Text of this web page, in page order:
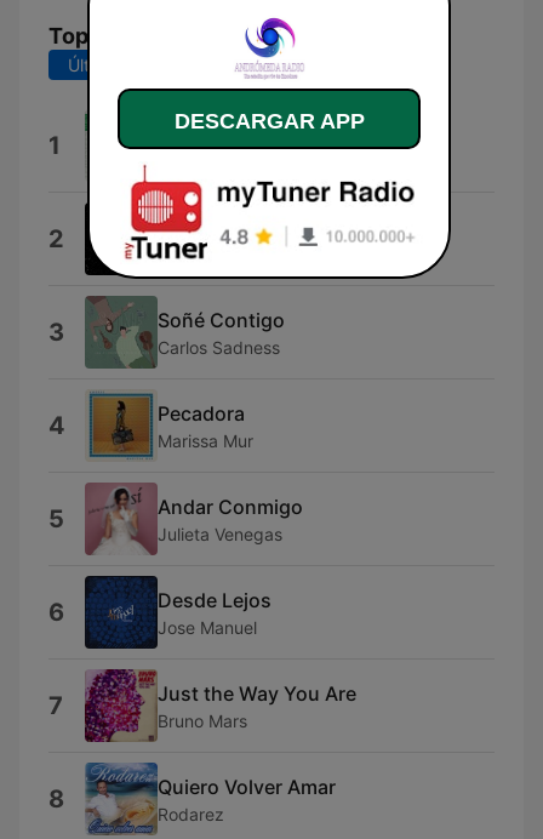
Top Canciones
Últimos 7 días Últimos 30 días
1 Como Hemos Cambiado
2 Niña Bonita
Dstance
3 Soñé Contigo
Carlos Sadness
4 Pecadora
Marissa Mur
5 Andar Conmigo
Julieta Venegas
6 Desde Lejos
Jose Manuel
7 Just the Way You Are
Bruno Mars
8 Quiero Volver Amar
Rodarez
DESCARGAR APP